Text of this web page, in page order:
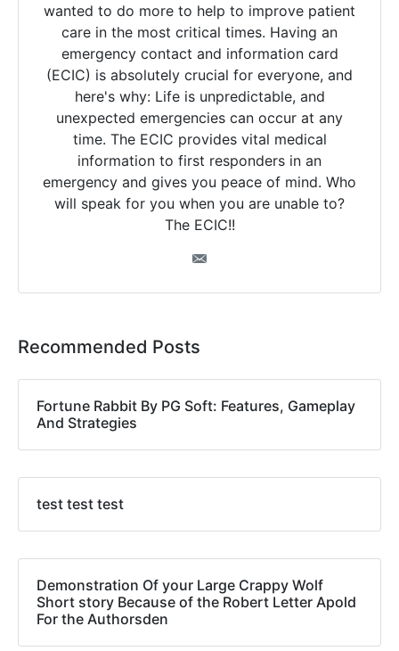
wanted to do more to help to improve patient
care in the most critical times. Having an
emergency contact and information card
(ECIC) is absolutely crucial for everyone, and
here's why: Life is unpredictable, and
unexpected emergencies can occur at any
time. The ECIC provides vital medical
information to first responders in an
emergency and gives you peace of mind. Who
will speak for you when you are unable to?
The ECIC!!
Recommended Posts
Fortune Rabbit By PG Soft: Features, Gameplay
And Strategies
test test test
Demonstration Of your Large Crappy Wolf
Short story Because of the Robert Letter Apold
For the Authorsden